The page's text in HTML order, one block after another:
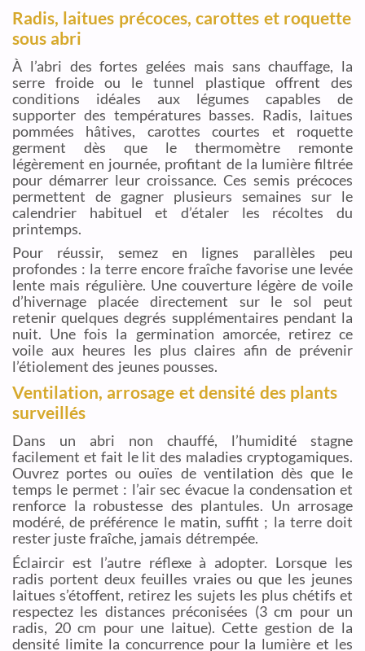
Radis, laitues précoces, carottes et roquette
sous abri
À l’abri des fortes gelées mais sans chauffage, la
serre froide ou le tunnel plastique offrent des
conditions idéales aux légumes capables de
supporter des températures basses. Radis, laitues
pommées hâtives, carottes courtes et roquette
germent dès que le thermomètre remonte
légèrement en journée, profitant de la lumière filtrée
pour démarrer leur croissance. Ces semis précoces
permettent de gagner plusieurs semaines sur le
calendrier habituel et d’étaler les récoltes du
printemps.
Pour réussir, semez en lignes parallèles peu
profondes : la terre encore fraîche favorise une levée
lente mais régulière. Une couverture légère de voile
d’hivernage placée directement sur le sol peut
retenir quelques degrés supplémentaires pendant la
nuit. Une fois la germination amorcée, retirez ce
voile aux heures les plus claires afin de prévenir
l’étiolement des jeunes pousses.
Ventilation, arrosage et densité des plants
surveillés
Dans un abri non chauffé, l’humidité stagne
facilement et fait le lit des maladies cryptogamiques.
Ouvrez portes ou ouïes de ventilation dès que le
temps le permet : l’air sec évacue la condensation et
renforce la robustesse des plantules. Un arrosage
modéré, de préférence le matin, suffit ; la terre doit
rester juste fraîche, jamais détrempée.
Éclaircir est l’autre réflexe à adopter. Lorsque les
radis portent deux feuilles vraies ou que les jeunes
laitues s’étoffent, retirez les sujets les plus chétifs et
respectez les distances préconisées (3 cm pour un
radis, 20 cm pour une laitue). Cette gestion de la
densité limite la concurrence pour la lumière et les